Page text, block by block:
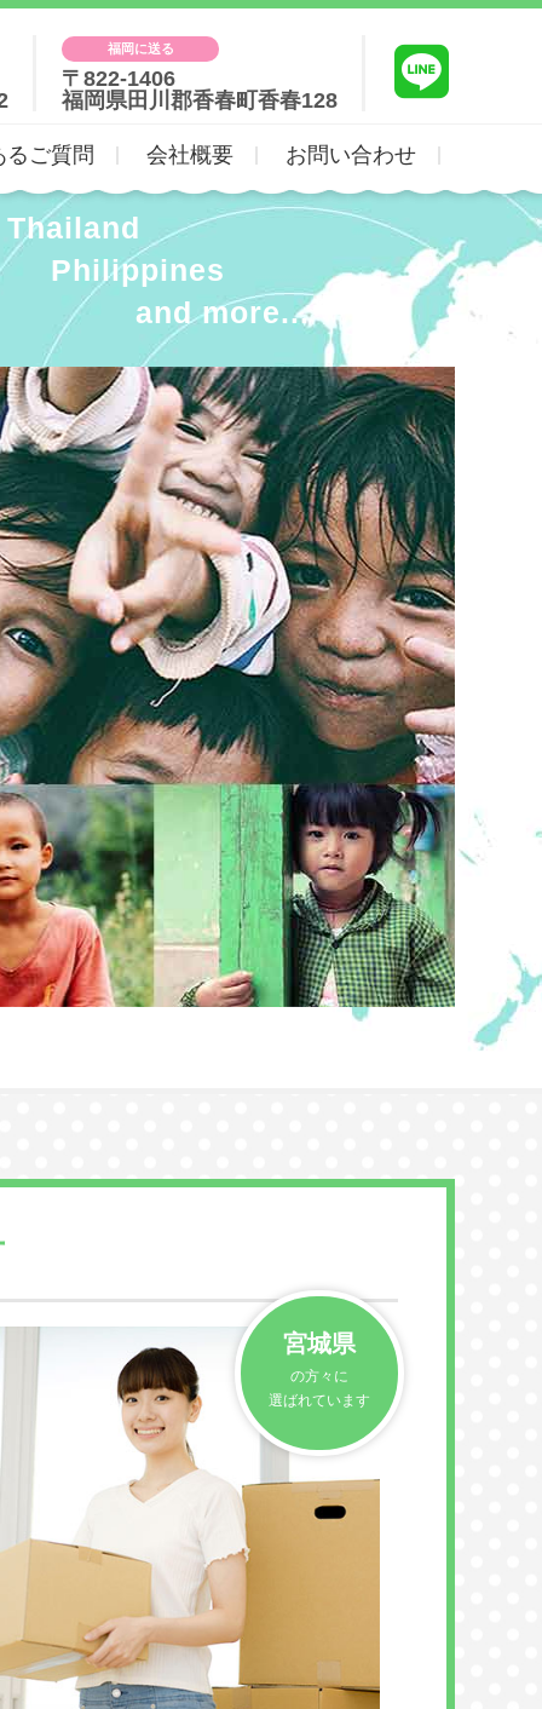
福岡に送る
〒822-1406
福岡県田川郡香春町香春128
るご質問 会社概要 お問い合わせ
Thailand
Philippines
and more...
宮城県
の方々に
選ばれています